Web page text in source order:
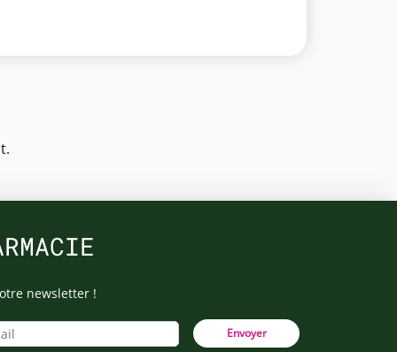
newsletter !
Envoyer